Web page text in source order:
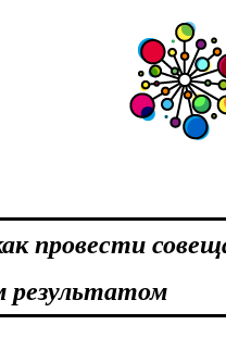
провести
результатом